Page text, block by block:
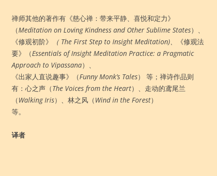
禅师其他的著作有《慈心禅：带来平静、喜悦和定力》
（Meditation on Loving Kindness and Other Sublime States）、
《修观初阶》
（ The First Step to Insight Meditation)、
《修观法
要》（Essentials of Insight Meditation Practice: a Pragmatic
Approach to Vipassana）、
《出家人直说趣事》（Funny Monk’s Tales） 等；禅诗作品则
有：心之声（The Voices from the Heart）、走动的鸢尾兰
（Walking Iris）、林之风（Wind in the Forest）
等。
译者